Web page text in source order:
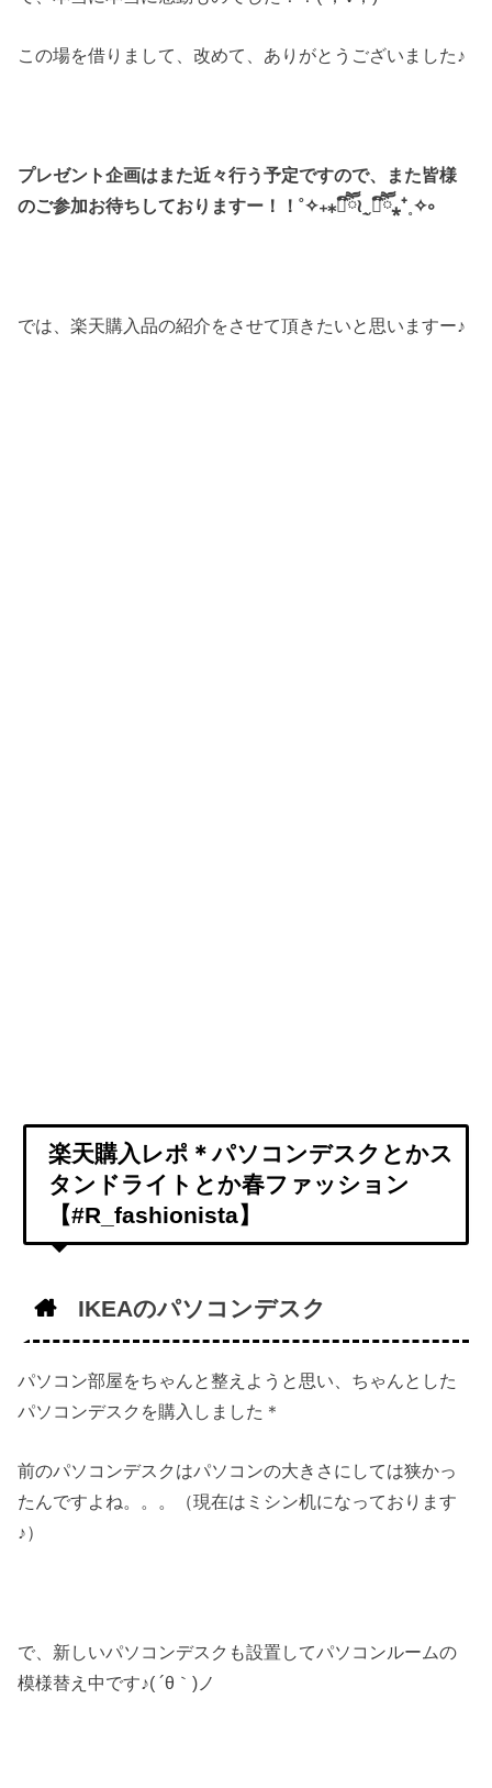
この場を借りまして、改めて、ありがとうございました♪
プレゼント企画はまた近々行う予定ですので、また皆様
のご参加お待ちしておりますー！！˚✧₊⁎❝᷀ົཽ≀ˍ̮ ❝᷀ົཽ⁎⁺˳✧༚
では、楽天購入品の紹介をさせて頂きたいと思いますー♪
楽天購入レポ＊パソコンデスクとかス
タンドライトとか春ファッション
【#R_fashionista】
IKEAのパソコンデスク
パソコン部屋をちゃんと整えようと思い、ちゃんとした
パソコンデスクを購入しました＊
前のパソコンデスクはパソコンの大きさにしては狭かっ
たんですよね。。。（現在はミシン机になっております
♪）
で、新しいパソコンデスクも設置してパソコンルームの
模様替え中です♪( ´θ｀)ノ